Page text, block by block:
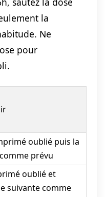
la
Ne
pour
oublié puis la
prévu
oublié et
suivante comme